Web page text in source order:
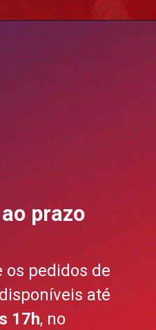
prazo
os pedidos de
até
17h, no